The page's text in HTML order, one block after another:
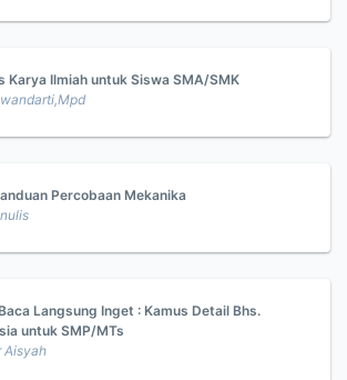
Karya Ilmiah untuk Siswa SMA/SMK
Percobaan Mekanika
Langsung Inget : Kamus Detail Bhs.
untuk SMP/MTs
Aisyah